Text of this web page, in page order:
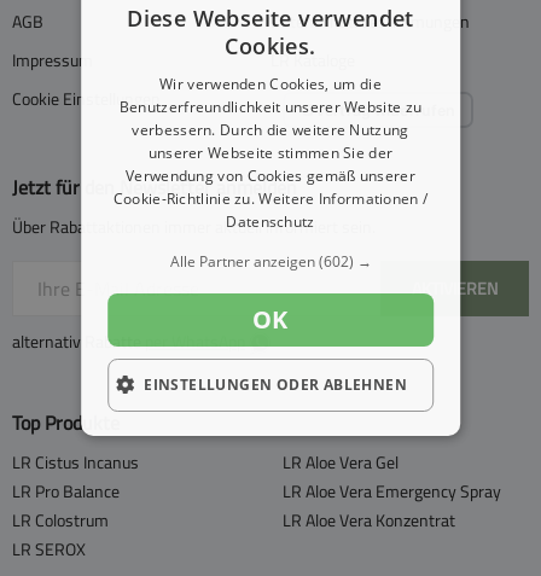
AGB
Impressum
Cookie Einstellungen
Datenschutzbestimmungen
LR Kataloge
Vertrag widerrufen
Jetzt für den Newsletter anmelden
Über Rabattaktionen immer aktuell informiert sein.
AKTIVIEREN
alternativ Rabatteper WhatsApp
Top Produkte
LR Cistus Incanus
LR Pro Balance
LR Colostrum
LR SEROX
LR Aloe Vera Gel
LR Aloe Vera Emergency Spray
LR Aloe Vera Konzentrat
Diese Webseite verwendet
Cookies.
Wir verwenden Cookies, um die
Benutzerfreundlichkeit unserer Website zu
verbessern. Durch die weitere Nutzung
unserer Webseite stimmen Sie der
Verwendung von Cookies gemäß unserer
Cookie-Richtlinie zu.Weitere Informationen /
Datenschutz
Alle Partner anzeigen(602) →
OK
EINSTELLUNGEN ODER ABLEHNEN